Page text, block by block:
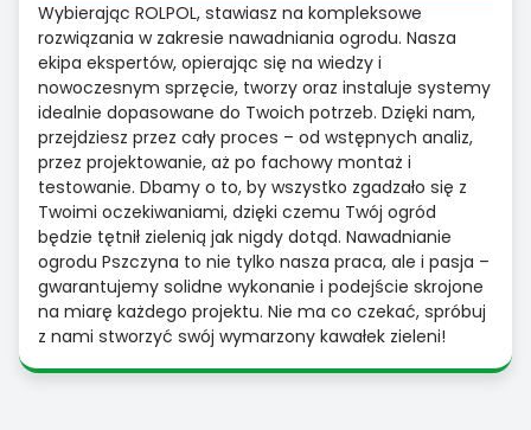
Wybierając ROLPOL, stawiasz na kompleksowe
rozwiązania w zakresie nawadniania ogrodu. Nasza
ekipa ekspertów, opierając się na wiedzy i
nowoczesnym sprzęcie, tworzy oraz instaluje systemy
idealnie dopasowane do Twoich potrzeb. Dzięki nam,
przejdziesz przez cały proces – od wstępnych analiz,
przez projektowanie, aż po fachowy montaż i
testowanie. Dbamy o to, by wszystko zgadzało się z
Twoimi oczekiwaniami, dzięki czemu Twój ogród
będzie tętnił zielenią jak nigdy dotąd. Nawadnianie
ogrodu Pszczyna to nie tylko nasza praca, ale i pasja –
gwarantujemy solidne wykonanie i podejście skrojone
na miarę każdego projektu. Nie ma co czekać, spróbuj
z nami stworzyć swój wymarzony kawałek zieleni!